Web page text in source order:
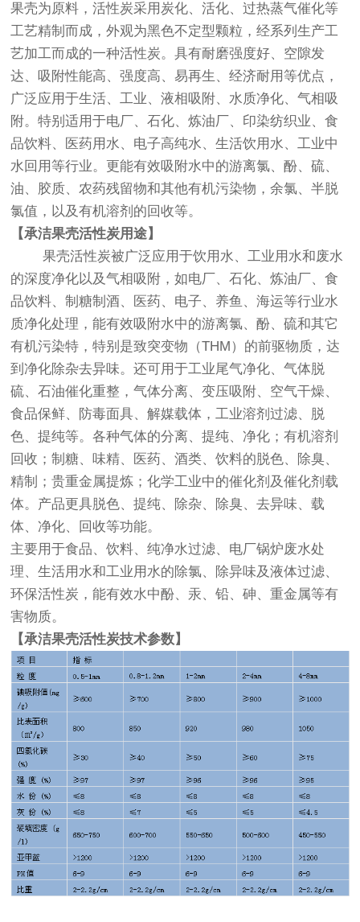
果壳为原料，活性炭采用炭化、活化、过热蒸气催化等
工艺精制而成，外观为黑色不定型颗粒，经系列生产工
艺加工而成的一种活性炭。具有耐磨强度好、空隙发
达、吸附性能高、强度高、易再生、经济耐用等优点，
广泛应用于生活、工业、液相吸附、水质净化、气相吸
附。特别适用于电厂、石化、炼油厂、印染纺织业、食
品饮料、医药用水、电子高纯水、生活饮用水、工业中
水回用等行业。更能有效吸附水中的游离氯、酚、硫、
油、胶质、农药残留物和其他有机污染物，余氯、半脱
氯值，以及有机溶剂的回收等。
【承洁果壳活性炭用途】
果壳活性炭被广泛应用于饮用水、工业用水和废水
的深度净化以及气相吸附，如电厂、石化、炼油厂、食
品饮料、制糖制酒、医药、电子、养鱼、海运等行业水
质净化处理，能有效吸附水中的游离氯、酚、硫和其它
有机污染特，特别是致突变物（THM）的前驱物质，达
到净化除杂去异味。还可用于工业尾气净化、气体脱
硫、石油催化重整，气体分离、变压吸附、空气干燥、
食品保鲜、防毒面具、解媒载体，工业溶剂过滤、脱
色、提纯等。各种气体的分离、提纯、净化；有机溶剂
回收；制糖、味精、医药、酒类、饮料的脱色、除臭、
精制；贵重金属提炼；化学工业中的催化剂及催化剂载
体。产品更具脱色、提纯、除杂、除臭、去异味、载
体、净化、回收等功能。
主要用于食品、饮料、纯净水过滤、电厂锅炉废水处
理、生活用水和工业用水的除氯、除异味及液体过滤、
环保活性炭，能有效水中酚、汞、铅、砷、重金属等有
害物质。
【承洁果壳活性炭技术参数】